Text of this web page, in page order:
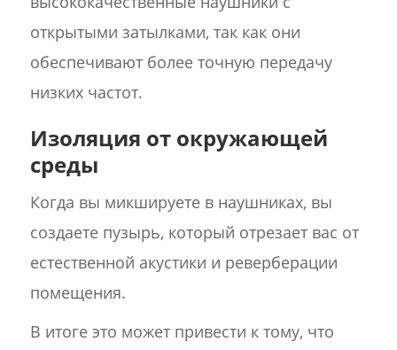
открытыми затылками, так как они
обеспечивают более точную передачу
низких частот.
Изоляция от окружающей
среды
Когда вы микшируете в наушниках, вы
создаете пузырь, который отрезает вас от
естественной акустики и реверберации
помещения.
В итоге это может привести к тому, что